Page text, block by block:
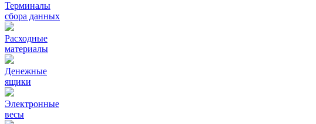
Терминалы
сбора данных
Расходные
материалы
Денежные
ящики
Электронные
весы